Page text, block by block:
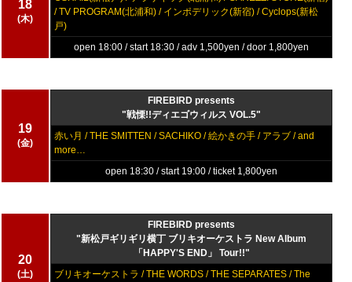
18
(木)
/ TV PROGRAM(北浦和) / インポデリック(新宿) / Cyclops(新松
戸)
open 18:00 / start 18:30 / adv 1,500yen / door 1,800yen
19
(金)
FIREBIRD presents
"戦慄!!ディエゴウィルス VOL.5"
赤い月 / THE SMITTEN / SACHIKO / 絵かきの手 / アラブ / and
more…
open 18:30 / start 19:00 / ticket 1,800yen
20
(土)
FIREBIRD presents
"新松戸ギリギリ横丁 ブリキオーケストラ New Album
「HAPPY'S END」 Tour!!"
ブリキオーケストラ / THE WORDS / THE SEPARATES / The